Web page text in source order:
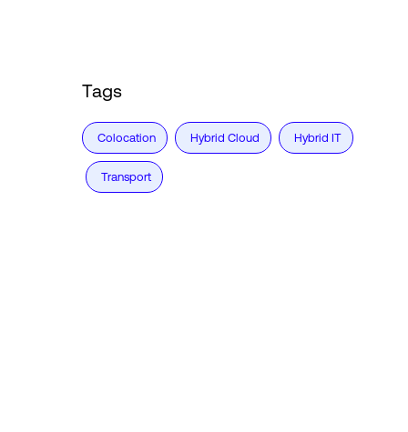
Tags
Colocation Hybrid Cloud Hybrid IT
Transport